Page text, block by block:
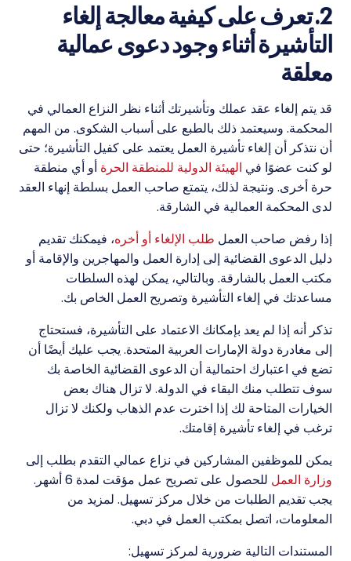
2. تعرف على كيفية معالجة إلغاء
التأشيرة أثناء وجود دعوى عمالية
معلقة
قد يتم إلغاء عقد عملك وتأشيرتك أثناء نظر النزاع العمالي في
المحكمة. وسيعتمد ذلك بالطبع على أسباب الشكوى. من المهم
أن نتذكر أن إلغاء تأشيرة العمل يعتمد على كفيل التأشيرة؛ حتى
لو كنت عضوًا في الهيئة الدولية للمنطقة الحرة أو أي منطقة
حرة أخرى. ونتيجة لذلك، يتمتع صاحب العمل بسلطة إنهاء العقد
لدى المحكمة العمالية في الشارقة.
إذا رفض صاحب العمل طلب الإلغاء أو أخره، فيمكنك تقديم
دليل الدعوى القضائية إلى إدارة العمل والمهاجرين والإقامة أو
مكتب العمل بالشارقة. وبالتالي، يمكن لهذه السلطات
مساعدتك في إلغاء التأشيرة وتصريح العمل الخاص بك.
تذكر أنه إذا لم يعد بإمكانك الاعتماد على التأشيرة، فستحتاج
إلى مغادرة دولة الإمارات العربية المتحدة. يجب عليك أيضًا أن
تضع في اعتبارك احتمالية أن الدعوى القضائية الخاصة بك
سوف تتطلب منك البقاء في الدولة. لا تزال هناك بعض
الخيارات المتاحة لك إذا اخترت عدم الذهاب ولكنك لا تزال
ترغب في إلغاء تأشيرة إقامتك.
يمكن للموظفين المشاركين في نزاع عمالي التقدم بطلب إلى
وزارة العمل
للحصول على تصريح عمل مؤقت لمدة 6 أشهر.
يجب تقديم الطلبات من خلال مركز تسهيل. لمزيد من
المعلومات، اتصل بمكتب العمل في دبي.
المستندات التالية ضرورية لمركز تسهيل: